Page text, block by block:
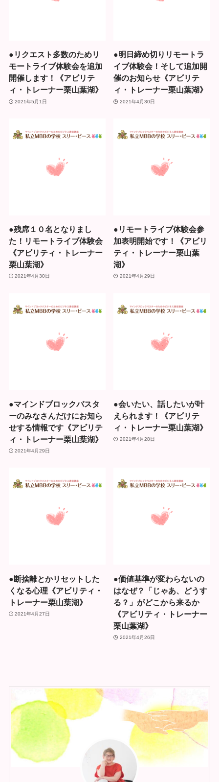
●リクエスト多数のためリ
モートライブ体験会を追加
開催します！《アビリテ
ィ・トレーナー栗山葉湖》
2021年5月1日
●明日締め切りリモートラ
イブ体験会！そして追加開
催のお知らせ《アビリテ
ィ・トレーナー栗山葉湖》
2021年4月30日
●残席１０名となりまし
た！リモートライブ体験会
《アビリティ・トレーナー
栗山葉湖》
2021年4月30日
●リモートライブ体験会参
加表明開始です！《アビリ
ティ・トレーナー栗山葉
湖》
2021年4月29日
●マインドブロックバスタ
ーのみなさんだけにお知ら
せする情報です《アビリテ
ィ・トレーナー栗山葉湖》
2021年4月29日
●会いたい、話したいが叶
えられます！《アビリテ
ィ・トレーナー栗山葉湖》
2021年4月28日
●断捨離とかリセットした
くなる心理《アビリティ・
トレーナー栗山葉湖》
2021年4月27日
●価値基準が変わらないの
はなぜ？「じゃあ、どうす
る？」がどこから来るか
《アビリティ・トレーナー
栗山葉湖》
2021年4月26日